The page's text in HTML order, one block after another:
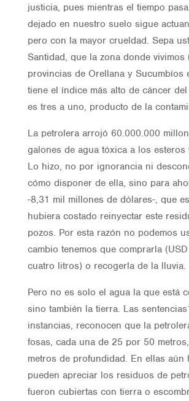
justicia, pues mientras el tiempo
dejado en nuestro suelo sigue
pero con la mayor crueldad. Sepa
Santidad, que la zona donde vivimos
provincias de Orellana y Sucumbíos
tiene el índice más alto de cáncer
es tres a uno, producto de la
La petrolera arrojó 60.000.000
galones de agua tóxica a los
Lo hizo, no por ignorancia ni
cómo disponer de ella, sino para
-8,31 mil millones de dólares-, que
hubiera costado reinyectar este
pozos. Por esta razón no podemos
cambio tenemos que comprarla
cuatro litros) o recogerla de la lluvia.
Pero no es solo el agua la que está
sino también la tierra. Las
instancias, reconocen que la
fosas, cada una de 25 por 50
metros de profundidad. En ellas aún
pueden apreciar los residuos de
fueron cubiertas con tierra o